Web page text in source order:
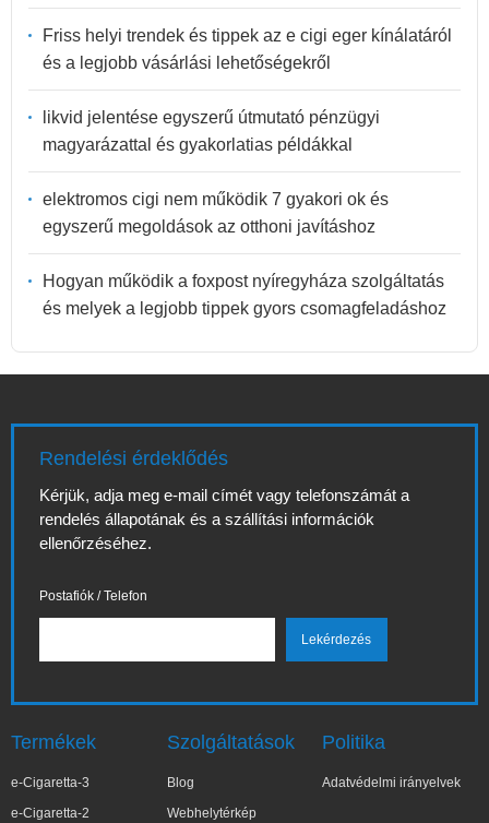
Friss helyi trendek és tippek az e cigi eger kínálatáról
és a legjobb vásárlási lehetőségekről
likvid jelentése egyszerű útmutató pénzügyi
magyarázattal és gyakorlatias példákkal
elektromos cigi nem működik 7 gyakori ok és
egyszerű megoldások az otthoni javításhoz
Hogyan működik a foxpost nyíregyháza szolgáltatás
és melyek a legjobb tippek gyors csomagfeladáshoz
Rendelési érdeklődés
Kérjük, adja meg e-mail címét vagy telefonszámát a
rendelés állapotának és a szállítási információk
ellenőrzéséhez.
Postafiók / Telefon
Termékek
e-Cigaretta-3
e-Cigaretta-2
Szolgáltatások
Blog
Webhelytérkép
Politika
Adatvédelmi irányelvek